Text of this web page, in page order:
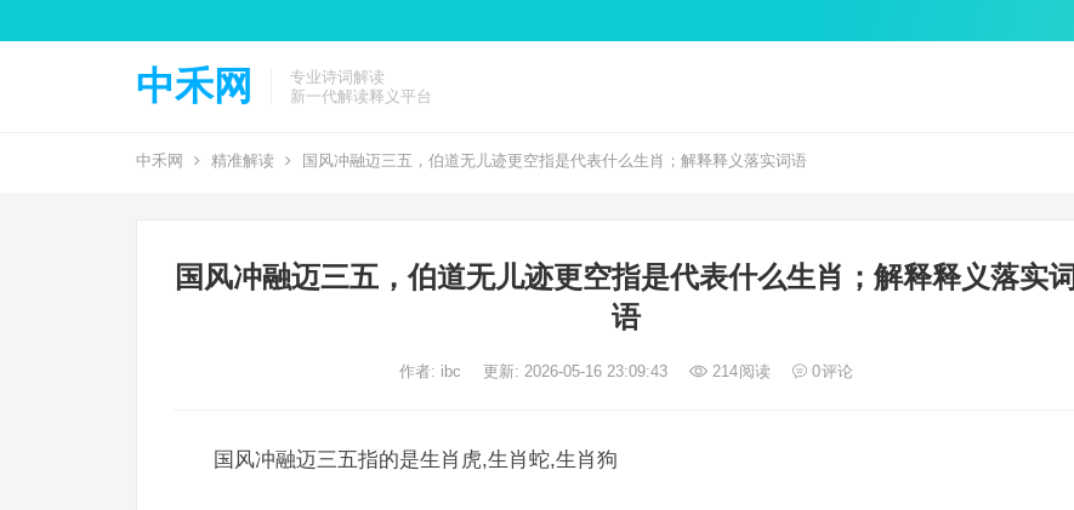
中禾网
专业诗词解读
新一代解读释义平台
中禾网 精准解读 国风冲融迈三五，伯道无儿迹更空指是代表什么生肖；解释释义落实词语
国风冲融迈三五，伯道无儿迹更空指是代表什么生肖；解释释义落实词
语
作者: ibc 更新: 2026-05-16 23:09:43 214阅读 0评论
国风冲融迈三五指的是生肖虎,生肖蛇,生肖狗